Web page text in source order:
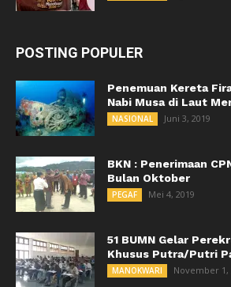
POSTING POPULER
Penemuan Kereta
Nabi Musa di Laut
NASIONAL Juni 3, 2019
BKN : Penerimaan
Bulan Oktober
PEGAF Mei 4, 2019
51 BUMN Gelar
Khusus Putra/Putri
MANOKWARI November 1,